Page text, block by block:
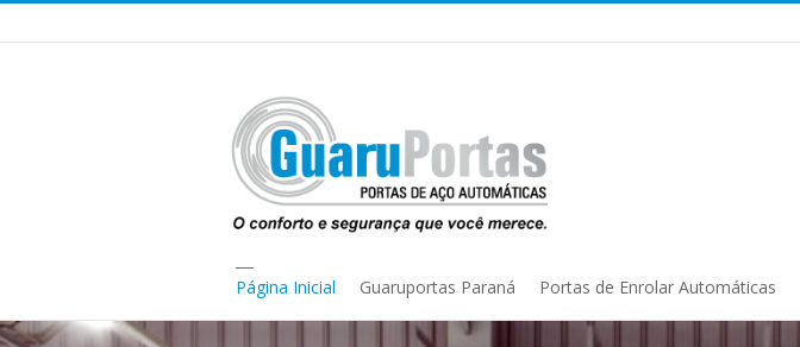
Página Inicial Guaruportas Paraná Portas de Enrolar Automáticas